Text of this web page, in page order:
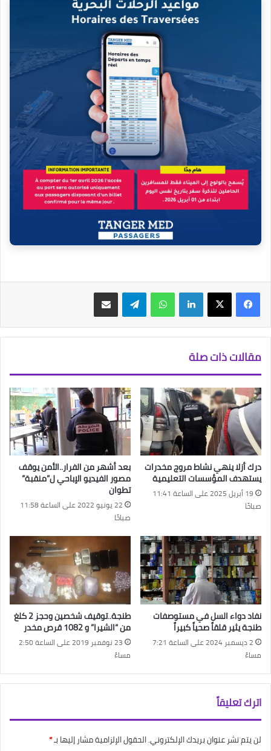
فيسبوك‫X لينكدإن واتساب تيلقرام مشاركة عبر البريد
مقالات ذات صلة
درك أزلا ينهي نشاط مروج مخدرات
يستهدف المؤسسات التعليمية
19 أبريل 2025 على الساعة 11:41
صباحًا
بعد أشهر من الفرار..الأمن يوقف
مصور الفيديو الإباحي ل”منقبة”
تطوان
22 يونيو 2022 على الساعة 11:58
صباحًا
نفاد دواء السل في مستوصفات
طنجة يثير قلقاً صحياً كبيراً
2 ديسمبر 2024 على الساعة 7:21
مساءً
طنجة..توقيف شخصين وحجز 2 كلغ
من “الشيرا” و 1082 قرص مخدر
23 نوفمبر 2019 على الساعة 2:50
مساءً
اترك تعليقاً
لن يتم نشر عنوان بريدك الإلكتروني.الحقول الإلزامية مشار إليها بـ*